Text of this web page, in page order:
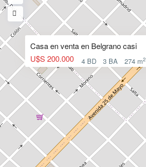
Casa en venta en Belgrano casi
U$S 200.000
4 BD 3 BA 274 m2